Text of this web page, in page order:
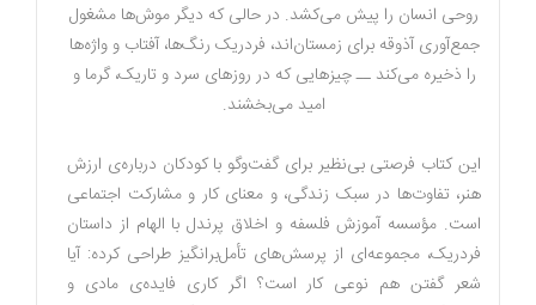
روحی انسان را پیش می‌کشد. در حالی که دیگر موش‌ها مشغول
جمع‌آوری آذوقه برای زمستان‌اند، فردریک رنگ‌ها، آفتاب و واژه‌ها
را ذخیره می‌کند ــ چیزهایی که در روزهای سرد و تاریک، گرما و
امید می‌بخشند.
این کتاب فرصتی بی‌نظیر برای گفت‌وگو با کودکان درباره‌ی ارزش
هنر، تفاوت‌ها در سبک زندگی، و معنای کار و مشارکت اجتماعی
است. مؤسسه‌‌ آموزش فلسفه و اخلاق پرندل با الهام از داستان
فردریک، مجموعه‌ای از پرسش‌های تأمل‌برانگیز طراحی کرده‌: آیا
شعر گفتن هم نوعی کار است؟ اگر کاری فایده‌ی مادی و